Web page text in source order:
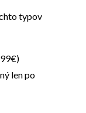
typov
len po